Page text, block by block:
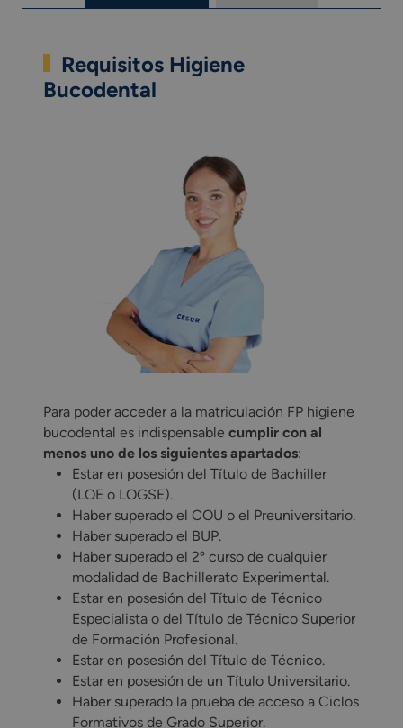
Requisitos Higiene
Bucodental
Para poder acceder a la matriculación FP higiene
bucodental es indispensable cumplir con al
menos uno de los siguientes apartados:
Estar en posesión del Título de Bachiller
(LOE o LOGSE).
Haber superado el COU o el Preuniversitario.
Haber superado el BUP.
Haber superado el 2º curso de cualquier
modalidad de Bachillerato Experimental.
Estar en posesión del Título de Técnico
Especialista o del Título de Técnico Superior
de Formación Profesional.
Estar en posesión del Título de Técnico.
Estar en posesión de un Título Universitario.
Haber superado la prueba de acceso a Ciclos
Formativos de Grado Superior.